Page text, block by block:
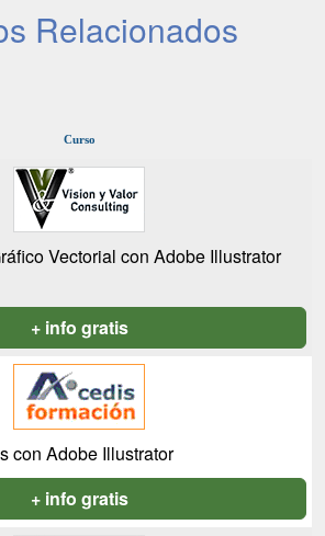
Relacionados
Curso
Vectorial con Adobe Illustrator
+ info gratis
con Adobe Illustrator
+ info gratis